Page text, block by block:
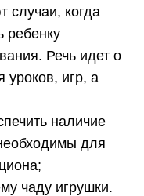
случаи, когда
ребенку
Речь идет о
уроков, игр, а
наличие
для
чаду игрушки.